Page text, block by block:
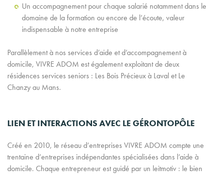
Un accompagnement pour chaque salarié notamment dans le
domaine de la formation ou encore de l’écoute, valeur
indispensable à notre entreprise
Parallèlement à nos services d’aide et d’accompagnement à
domicile, VIVRE ADOM est également exploitant de deux
résidences services seniors : Les Bois Précieux à Laval et Le
Chanzy au Mans.
LIEN ET INTERACTIONS AVEC LE GÉRONTOPÔLE
Créé en 2010, le réseau d’entreprises VIVRE ADOM compte une
trentaine d’entreprises indépendantes spécialisées dans l’aide à
domicile. Chaque entrepreneur est guidé par un leitmotiv : le bien